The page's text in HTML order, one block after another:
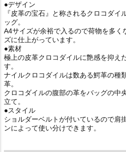
●デザイン
『皮革の宝石』と称されるクロコダ
ッグ。
A4サイズが余裕で入るので荷物を多く
ズに仕上がっています。
●素材
極上の皮革クロコダイルに艶感を抑え
す。
ナイルクロコダイルは数ある鰐革の種
革。
クロコダイルの腹部の革をバッグの中
立て。
●スタイル
ショルダーベルトが付いているので肩
ンによって使い分けできます。